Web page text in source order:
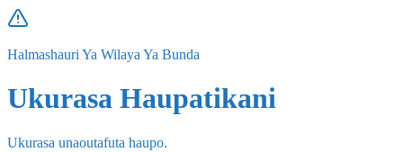
Halmashauri Ya Wilaya Ya Bunda
Ukurasa Haupatikani
Ukurasa unaoutafuta haupo.